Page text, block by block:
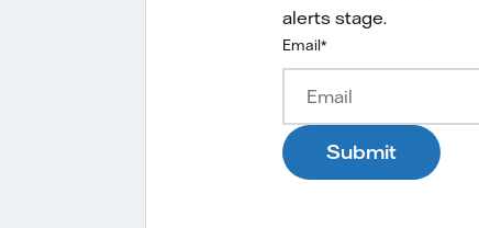
alerts stage.
Email*
Submit